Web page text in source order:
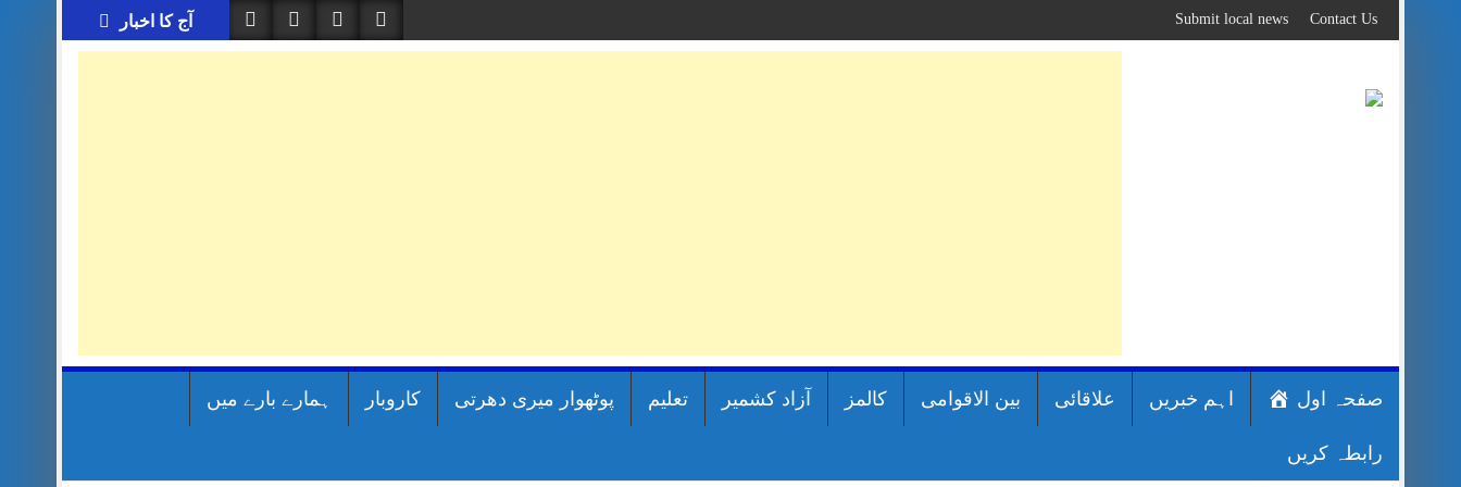
to
content
آج کا اخبار Contact Us
Submit local news
صفحہ اول اہم خبریں علاقائی بین الاقوامی کالمز آزاد کشمیر تعلیم پوٹھوار میری دھرتی کاروبار ہمارے بارے میں
رابطہ کریں